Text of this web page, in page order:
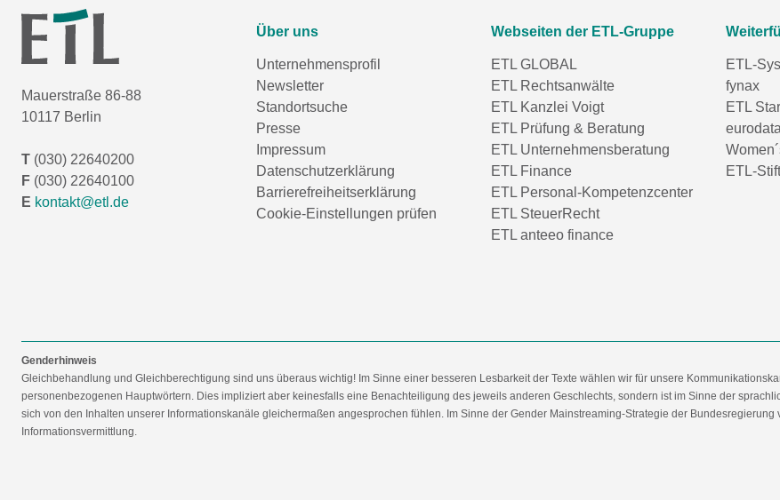
Mauerstraße 86-88
10117 Berlin
T (030) 22640200
F (030) 22640100
E kontakt@etl.de
Über uns
Unternehmensprofil
Newsletter
Standortsuche
Presse
Impressum
Datenschutzerklärung
Barrierefreiheitserklärung
Cookie-Einstellungen prüfen
Webseiten der ETL-Gruppe
ETL GLOBAL
ETL Rechtsanwälte
ETL Kanzlei Voigt
ETL Prüfung & Beratung
ETL Unternehmensberatung
ETL Finance
ETL Personal-Kompetenzcenter
ETL SteuerRecht
ETL anteeo finance
ETL-
fynax
ETL
eurodata
ETL-
Genderhinweis
Gleichbehandlung und Gleichberechtigung sind uns überaus wichtig! Im Sinne einer besseren Lesbarkeit der Texte wählen wir für unsere
personenbezogenen Hauptwörtern. Dies impliziert aber keinesfalls eine Benachteiligung des jeweils anderen Geschlechts, sondern ist im Sinne der
sich von den Inhalten unserer Informationskanäle gleichermaßen angesprochen fühlen. Im Sinne der Gender Mainstreaming-Strategie der
Informationsvermittlung.